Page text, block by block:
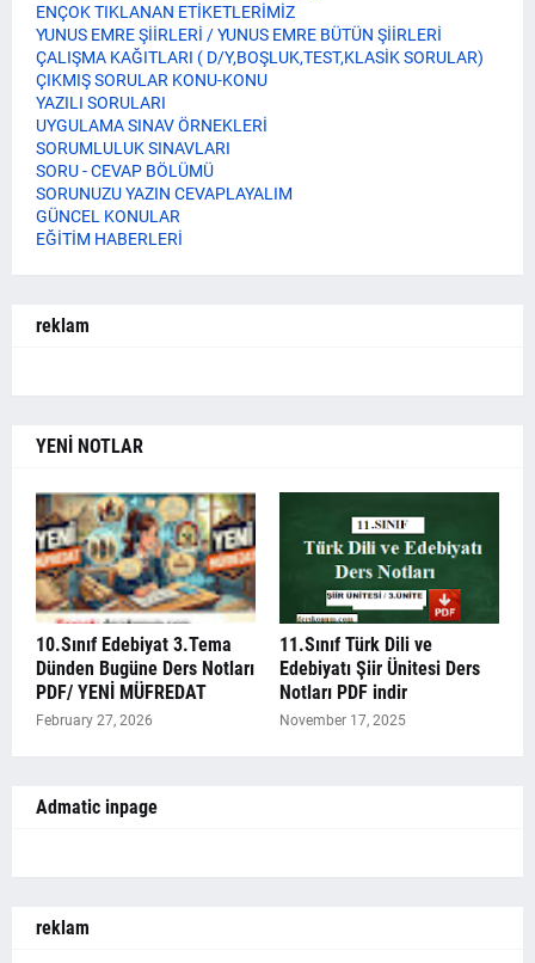
ENÇOK TIKLANAN ETİKETLERİMİZ
YUNUS EMRE ŞİİRLERİ / YUNUS EMRE BÜTÜN ŞİİRLERİ
ÇALIŞMA KAĞITLARI ( D/Y,BOŞLUK,TEST,KLASİK SORULAR)
ÇIKMIŞ SORULAR KONU-KONU
YAZILI SORULARI
UYGULAMA SINAV ÖRNEKLERİ
SORUMLULUK SINAVLARI
SORU - CEVAP BÖLÜMÜ
SORUNUZU YAZIN CEVAPLAYALIM
GÜNCEL KONULAR
EĞİTİM HABERLERİ
reklam
YENİ NOTLAR
10.Sınıf Edebiyat 3.Tema
Dünden Bugüne Ders Notları
PDF/ YENİ MÜFREDAT
February 27, 2026
11.Sınıf Türk Dili ve
Edebiyatı Şiir Ünitesi Ders
Notları PDF indir
November 17, 2025
Admatic inpage
reklam